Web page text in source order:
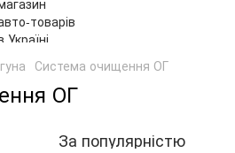
Система очищення ОГ
ОГ
За популярністю